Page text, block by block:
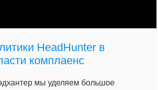
HeadHunter в
комплаенс
мы уделяем большое